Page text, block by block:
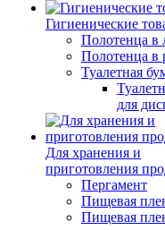
Гигиенические
Полотенца в
Полотенца в
Туалетная
для
Для хранения и
приготовления
Пергамент
Пищевая
Пищевая